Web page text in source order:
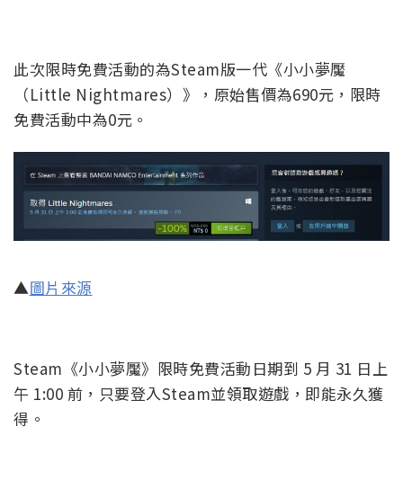
此次限時免費活動的為Steam版一代《小小夢魘
（Little Nightmares）》，原始售價為690元，限時
免費活動中為0元。
▲圖片來源
Steam《小小夢魘》限時免費活動日期到 5 月 31 日上
午 1:00 前，只要登入Steam並領取遊戲，即能永久獲
得。